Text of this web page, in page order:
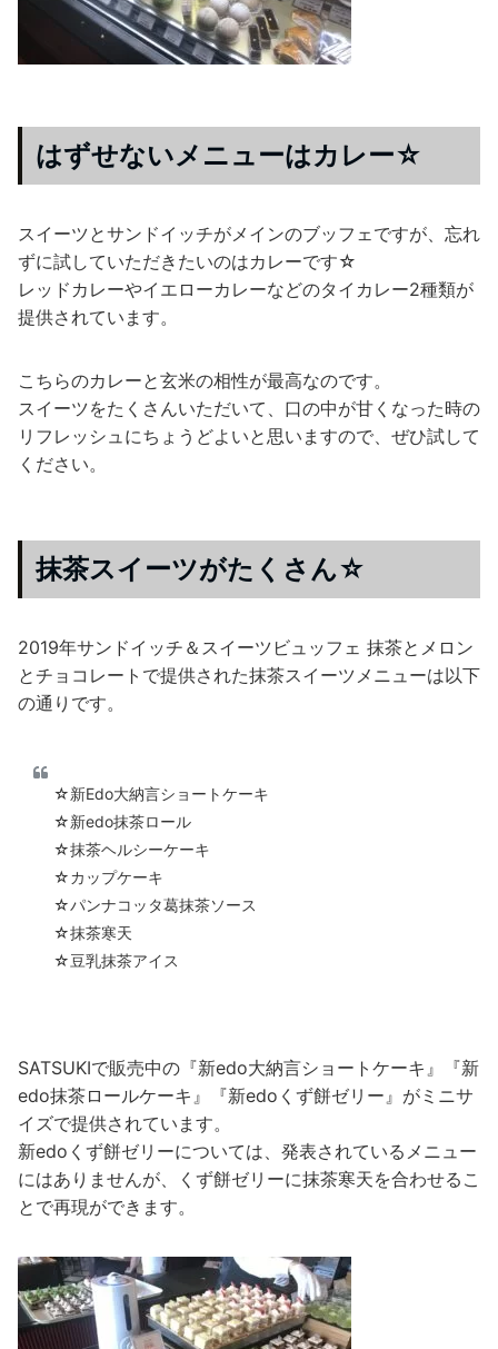
はずせないメニューはカレー☆
スイーツとサンドイッチがメインのブッフェですが、忘れ
ずに試していただきたいのはカレーです☆
レッドカレーやイエローカレーなどのタイカレー2種類が
提供されています。
こちらのカレーと玄米の相性が最高なのです。
スイーツをたくさんいただいて、口の中が甘くなった時の
リフレッシュにちょうどよいと思いますので、ぜひ試して
ください。
抹茶スイーツがたくさん☆
2019年サンドイッチ＆スイーツビュッフェ 抹茶とメロン
とチョコレートで提供された抹茶スイーツメニューは以下
の通りです。
☆新Edo大納言ショートケーキ
☆新edo抹茶ロール
☆抹茶ヘルシーケーキ
☆カップケーキ
☆パンナコッタ葛抹茶ソース
☆抹茶寒天
☆豆乳抹茶アイス
SATSUKIで販売中の『新edo大納言ショートケーキ』『新
edo抹茶ロールケーキ』『新edoくず餅ゼリー』がミニサ
イズで提供されています。
新edoくず餅ゼリーについては、発表されているメニュー
にはありませんが、くず餅ゼリーに抹茶寒天を合わせるこ
とで再現ができます。